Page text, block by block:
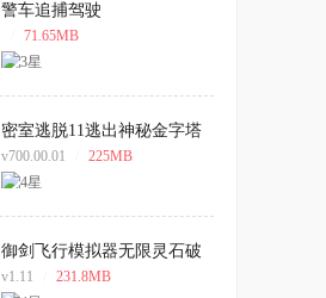
警车追捕驾驶
71.65MB
密室逃脱11逃出神秘金字塔
手机版
v700.00.01 225MB
御剑飞行模拟器无限灵石破
解版
v1.11 231.8MB